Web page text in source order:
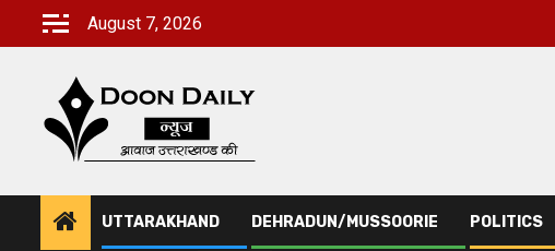
August 7, 2026
UTTARAKHAND DEHRADUN/MUSSOORIE POLITICS